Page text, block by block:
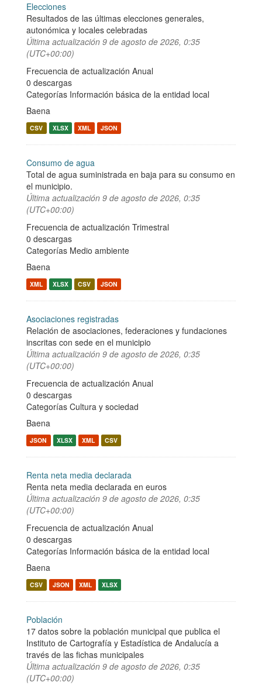
Elecciones
Resultados de las últimas elecciones generales,
autonómica y locales celebradas
Última actualización 9 de agosto de 2026, 0:35
(UTC+00:00)
Frecuencia de actualización Anual
0 descargas
Categorías Información básica de la entidad local
Baena
CSV XLSX XML JSON
Consumo de agua
Total de agua suministrada en baja para su consumo en
el municipio.
Última actualización 9 de agosto de 2026, 0:35
(UTC+00:00)
Frecuencia de actualización Trimestral
0 descargas
Categorías Medio ambiente
Baena
XML XLSX CSV JSON
Asociaciones registradas
Relación de asociaciones, federaciones y fundaciones
inscritas con sede en el municipio
Última actualización 9 de agosto de 2026, 0:35
(UTC+00:00)
Frecuencia de actualización Anual
0 descargas
Categorías Cultura y sociedad
Baena
JSON XLSX XML CSV
Renta neta media declarada
Renta neta media declarada en euros
Última actualización 9 de agosto de 2026, 0:35
(UTC+00:00)
Frecuencia de actualización Anual
0 descargas
Categorías Información básica de la entidad local
Baena
CSV JSON XML XLSX
Población
17 datos sobre la población municipal que publica el
Instituto de Cartografía y Estadística de Andalucía a
través de las fichas municipales
Última actualización 9 de agosto de 2026, 0:35
(UTC+00:00)